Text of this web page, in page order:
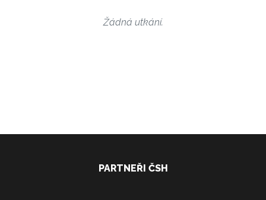
Žádná utkání.
PARTNEŘI ČSH